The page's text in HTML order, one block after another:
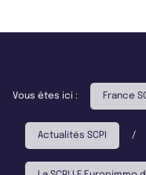
Vous êtes ici : France
Actualités SCPI /